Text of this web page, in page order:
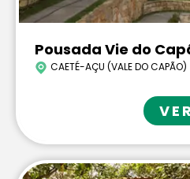
Pousada Vie do
CAETÉ-AÇU (VALE DO CAPÃO)
VER